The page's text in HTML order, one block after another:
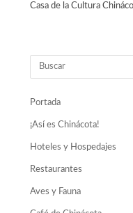
Casa de la Cultura
Portada
¡Así es Chinácota!
Hoteles y Hospedajes
Restaurantes
Aves y Fauna